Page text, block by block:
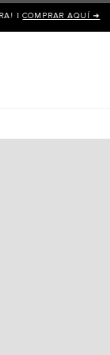
|COMPRAR AQUÍ ➜